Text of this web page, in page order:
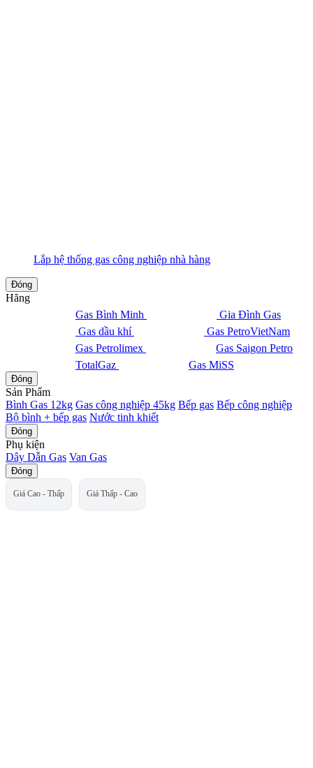
Lắp hệ thống gas công nghiệp nhà hàng
Đóng
Hãng
Gas Bình Minh
Gia Đình Gas
Gas dầu khí
Gas PetroVietNam
Gas Petrolimex
Gas Saigon Petro
TotalGaz
Gas MiSS
Đóng
Sản Phẩm
Bình Gas 12kg Gas công nghiệp 45kg Bếp gas Bếp công nghiệp
Bộ bình + bếp gas Nước tinh khiết
Đóng
Phụ kiện
Dây Dẫn Gas Van Gas
Đóng
Giá Cao - Thấp Giá Thấp - Cao